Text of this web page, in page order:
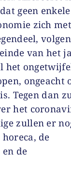
geen
zich
van het
het
ongeacht
Tegen dan
het
zullen er
de
de